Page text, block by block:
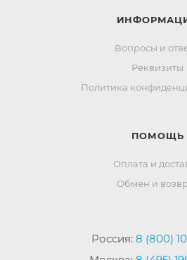
Вопросы и
Реквизиты
Политика
ПОМОЩЬ
Оплата и
Обмен и
Россия: 8 (800)